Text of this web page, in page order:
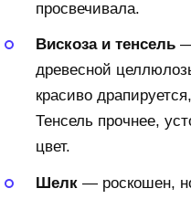
просвечивала.
Вискоза и тенсель
древесной
красиво
Тенсель прочнее,
цвет.
Шелк — роскошен,